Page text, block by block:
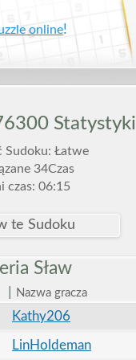
online!
Statystyki
Sudoku: Łatwe
34Czas
czas: 06:15
te Sudoku
Sław
Nazwa gracza
Kathy206
LinHoldeman